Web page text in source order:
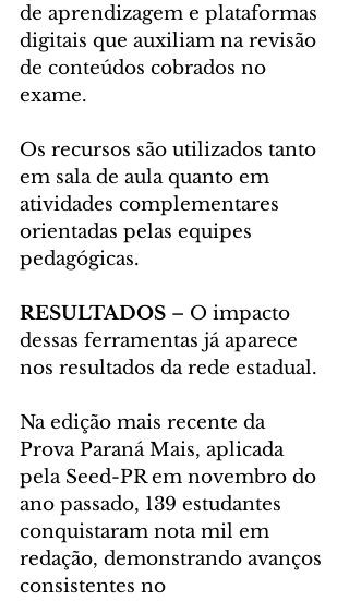
de aprendizagem e plataformas
digitais que auxiliam na revisão
de conteúdos cobrados no
exame.
Os recursos são utilizados tanto
em sala de aula quanto em
atividades complementares
orientadas pelas equipes
pedagógicas.
RESULTADOS – O impacto
dessas ferramentas já aparece
nos resultados da rede estadual.
Na edição mais recente da
Prova Paraná Mais, aplicada
pela Seed-PR em novembro do
ano passado, 139 estudantes
conquistaram nota mil em
redação, demonstrando avanços
consistentes no